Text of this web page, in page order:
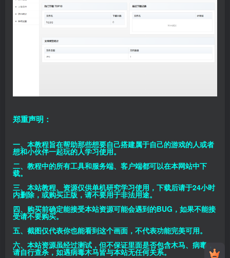
郑重声明：
一、本教程旨在帮助那些想要自己搭建属于自己的游戏的人或者
想和小伙伴一起玩的人学习使用。
二、教程中的所有工具和服务端、客户端都可以在本网站中下
载。
三、本站教程、资源仅供单机研究学习使用，下载后请于24小时
内删除，或购买正版，请不要用于非法用途。
四、购买前确定能接受本站资源可能会遇到的BUG，如果不能接
受请不要购买。
五、截图仅代表你也能看到这个画面，不代表功能完美可用。
六、本站资源虽经过测试，但不保证里面是否包含木马、病毒，
请自行查杀，如遇病毒木马皆与本站无任何关系。